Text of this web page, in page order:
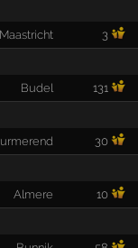
Maastricht 3
Budel 131
30
Almere 10